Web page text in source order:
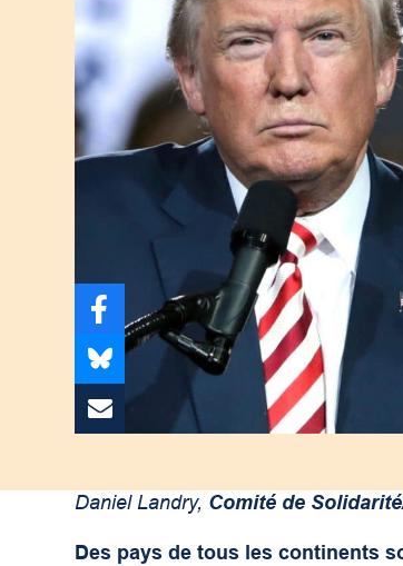
Daniel Landry, Comité de
Des pays de tous les continents